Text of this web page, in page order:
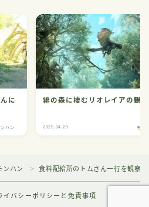
に
ンハン
緋の森に棲むリオレイアの観察
2025.04.20 モン
ンハン ＞ 食料配給所のトムさん一行を観察す
イバシーポリシーと免責事項